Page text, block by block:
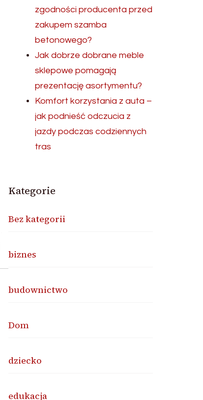
zgodności producenta przed
zakupem szamba
betonowego?
Jak dobrze dobrane meble
sklepowe pomagają
prezentację asortymentu?
Komfort korzystania z auta –
jak podnieść odczucia z
jazdy podczas codziennych
tras
Kategorie
Bez kategorii
biznes
budownictwo
Dom
dziecko
edukacja